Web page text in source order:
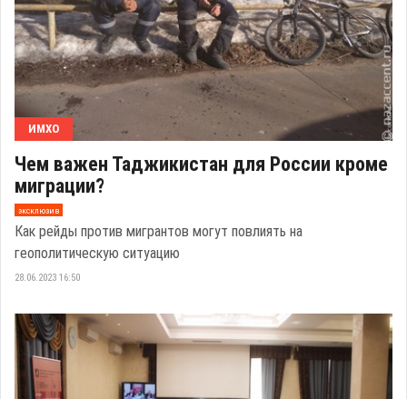
ИМХО
Чем важен Таджикистан для России кроме
миграции?
эксклюзив
Как рейды против мигрантов могут повлиять на
геополитическую ситуацию
28.06.2023 16:50